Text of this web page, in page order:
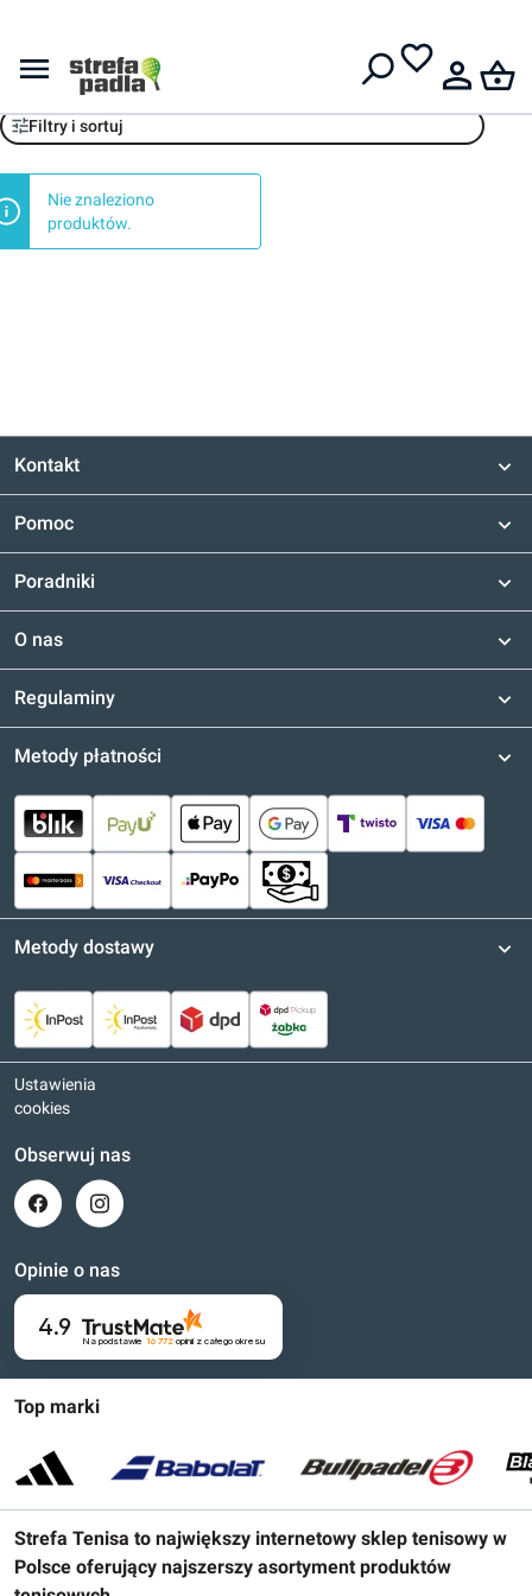
Odzież dziewczęca
Filtry i sortuj
Nie znaleziono
produktów.
Kontakt
Pomoc
Poradniki
O nas
Regulaminy
Top marki
Strefa Tenisa to największy internetowy sklep tenisowy w
Polsce oferujący najszerszy asortyment produktów
Metody płatności
Metody dostawy
Ustawienia
cookies
Obserwuj nas
Opinie o nas
4.9
Na podstawie 16 772opinii z całego okresu